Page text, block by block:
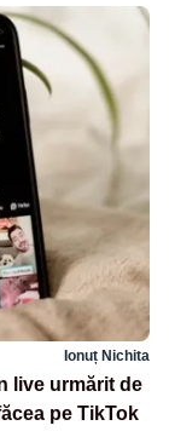
Ionuț Nichita
live urmărit de
pe TikTok